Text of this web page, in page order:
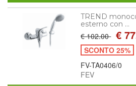
TREND
esterno con ...
€ 102.00 €
SCONTO 25%
FV-TA0406/0
FEV